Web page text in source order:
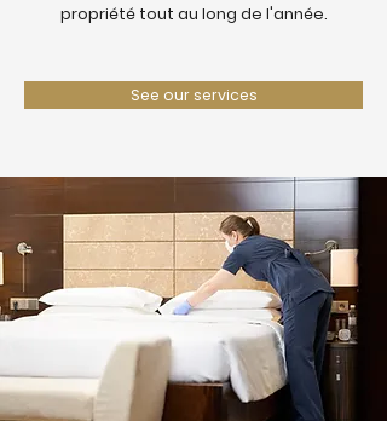
propriété tout au long de l'année.
See our services